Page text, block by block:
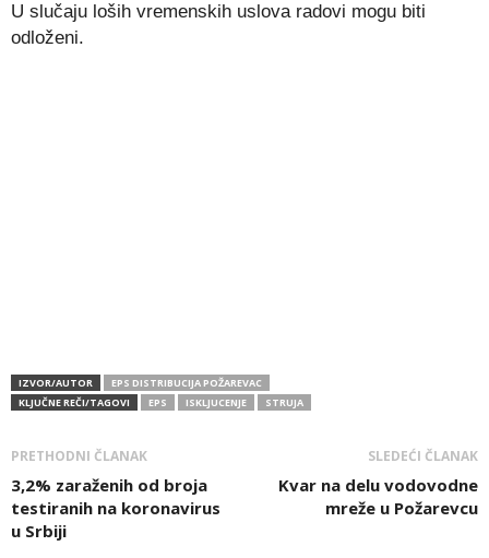
U slučaju loših vremenskih uslova radovi mogu biti
odloženi.
IZVOR/AUTOR
EPS DISTRIBUCIJA POŽAREVAC
KLJUČNE REČI/TAGOVI
EPS ISKLJUCENJE STRUJA
PRETHODNI ČLANAK
3,2% zaraženih od broja
testiranih na koronavirus
u Srbiji
SLEDEĆI ČLANAK
Kvar na delu vodovodne
mreže u Požarevcu